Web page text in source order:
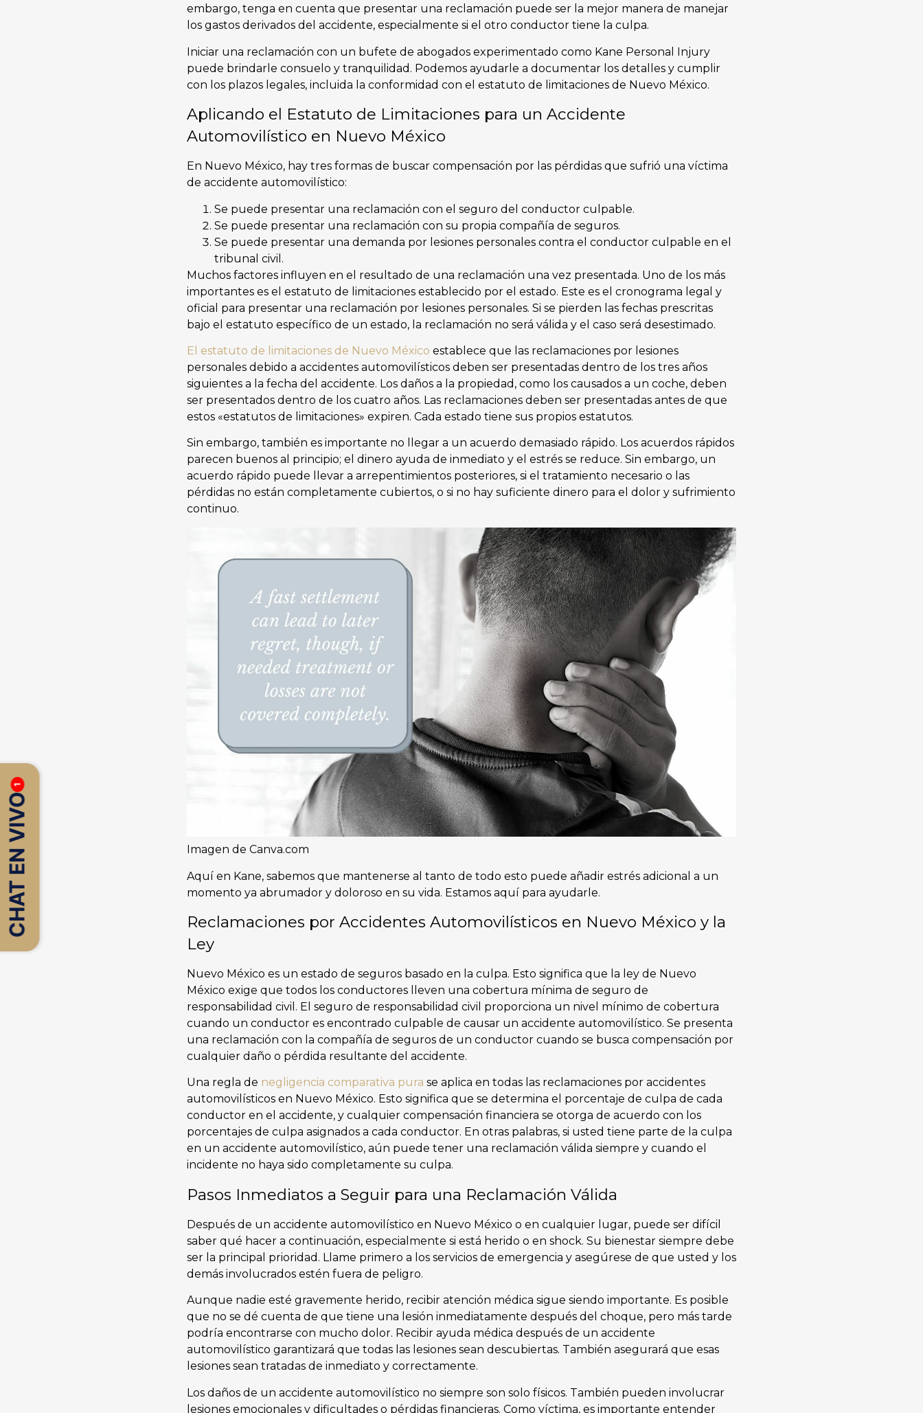
embargo, tenga en cuenta que presentar una reclamación puede ser la mejor manera de manejar
los gastos derivados del accidente, especialmente si el otro conductor tiene la culpa.
Iniciar una reclamación con un bufete de abogados experimentado como Kane Personal Injury
puede brindarle consuelo y tranquilidad. Podemos ayudarle a documentar los detalles y cumplir
con los plazos legales, incluida la conformidad con el estatuto de limitaciones de Nuevo México.
Aplicando el Estatuto de Limitaciones para un Accidente
Automovilístico en Nuevo México
En Nuevo México, hay tres formas de buscar compensación por las pérdidas que sufrió una víctima
de accidente automovilístico:
Se puede presentar una reclamación con el seguro del conductor culpable.
Se puede presentar una reclamación con su propia compañía de seguros.
Se puede presentar una demanda por lesiones personales contra el conductor culpable en el
tribunal civil.
Muchos factores influyen en el resultado de una reclamación una vez presentada. Uno de los más
importantes es el estatuto de limitaciones establecido por el estado. Este es el cronograma legal y
oficial para presentar una reclamación por lesiones personales. Si se pierden las fechas prescritas
bajo el estatuto específico de un estado, la reclamación no será válida y el caso será desestimado.
El estatuto de limitaciones de Nuevo México establece que las reclamaciones por lesiones
personales debido a accidentes automovilísticos deben ser presentadas dentro de los tres años
siguientes a la fecha del accidente. Los daños a la propiedad, como los causados a un coche, deben
ser presentados dentro de los cuatro años. Las reclamaciones deben ser presentadas antes de que
estos «estatutos de limitaciones» expiren. Cada estado tiene sus propios estatutos.
Sin embargo, también es importante no llegar a un acuerdo demasiado rápido. Los acuerdos rápidos
parecen buenos al principio; el dinero ayuda de inmediato y el estrés se reduce. Sin embargo, un
acuerdo rápido puede llevar a arrepentimientos posteriores, si el tratamiento necesario o las
pérdidas no están completamente cubiertos, o si no hay suficiente dinero para el dolor y sufrimiento
continuo.
Imagen de Canva.com
Aquí en Kane, sabemos que mantenerse al tanto de todo esto puede añadir estrés adicional a un
momento ya abrumador y doloroso en su vida. Estamos aquí para ayudarle.
Reclamaciones por Accidentes Automovilísticos en Nuevo México y la
Ley
Nuevo México es un estado de seguros basado en la culpa. Esto significa que la ley de Nuevo
México exige que todos los conductores lleven una cobertura mínima de seguro de
responsabilidad civil. El seguro de responsabilidad civil proporciona un nivel mínimo de cobertura
cuando un conductor es encontrado culpable de causar un accidente automovilístico. Se presenta
una reclamación con la compañía de seguros de un conductor cuando se busca compensación por
cualquier daño o pérdida resultante del accidente.
Una regla de negligencia comparativa pura se aplica en todas las reclamaciones por accidentes
automovilísticos en Nuevo México. Esto significa que se determina el porcentaje de culpa de cada
conductor en el accidente, y cualquier compensación financiera se otorga de acuerdo con los
porcentajes de culpa asignados a cada conductor. En otras palabras, si usted tiene parte de la culpa
en un accidente automovilístico, aún puede tener una reclamación válida siempre y cuando el
incidente no haya sido completamente su culpa.
Pasos Inmediatos a Seguir para una Reclamación Válida
Después de un accidente automovilístico en Nuevo México o en cualquier lugar, puede ser difícil
saber qué hacer a continuación, especialmente si está herido o en shock. Su bienestar siempre debe
ser la principal prioridad. Llame primero a los servicios de emergencia y asegúrese de que usted y los
demás involucrados estén fuera de peligro.
Aunque nadie esté gravemente herido, recibir atención médica sigue siendo importante. Es posible
que no se dé cuenta de que tiene una lesión inmediatamente después del choque, pero más tarde
podría encontrarse con mucho dolor. Recibir ayuda médica después de un accidente
automovilístico garantizará que todas las lesiones sean descubiertas. También asegurará que esas
lesiones sean tratadas de inmediato y correctamente.
Los daños de un accidente automovilístico no siempre son solo físicos. También pueden involucrar
lesiones emocionales y dificultades o pérdidas financieras. Como víctima, es importante entender
CHAT EN VIVO
1